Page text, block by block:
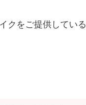
クをご提供している